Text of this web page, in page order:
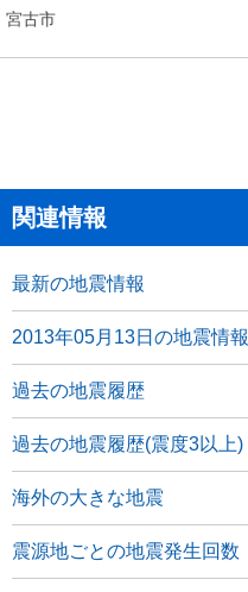
宮古市
関連情報
最新の地震情報
2013年05月13日の地震情報
過去の地震履歴
過去の地震履歴(震度3以上)
海外の大きな地震
震源地ごとの地震発生回数